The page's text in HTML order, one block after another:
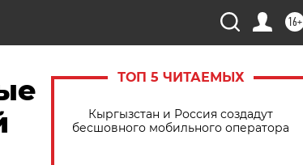
16+
ТОП 5 ЧИТАЕМЫХ
Кыргызстан и Россия создадут
бесшовного мобильного оператора